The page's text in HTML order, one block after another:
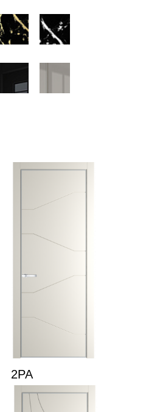
2PA